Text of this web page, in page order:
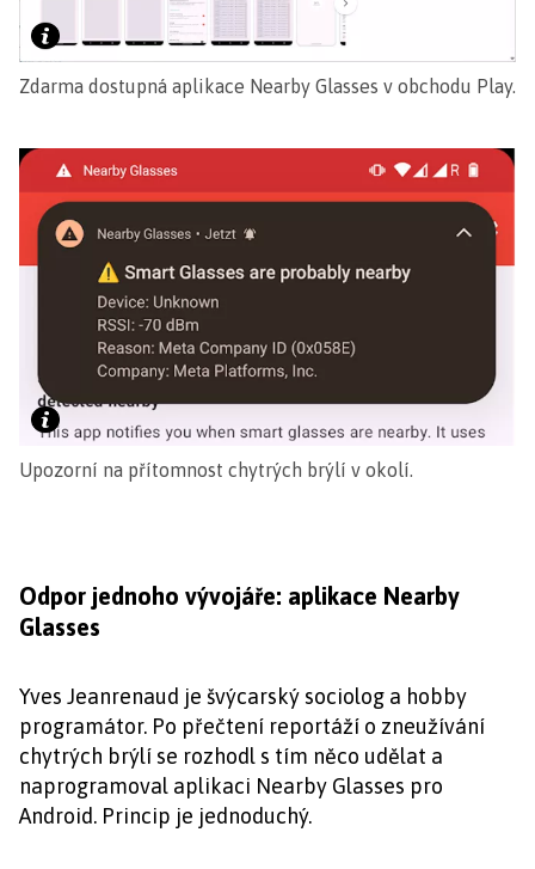
Zdarma dostupná aplikace Nearby Glasses v obchodu Play.
Upozorní na přítomnost chytrých brýlí v okolí.
Odpor jednoho vývojáře: aplikace Nearby
Glasses
Yves Jeanrenaud je švýcarský sociolog a hobby
programátor. Po přečtení reportáží o zneužívání
chytrých brýlí se rozhodl s tím něco udělat a
naprogramoval aplikaci Nearby Glasses pro
Android. Princip je jednoduchý.